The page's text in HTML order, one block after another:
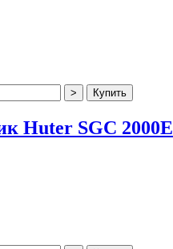
Huter SGC 2000E